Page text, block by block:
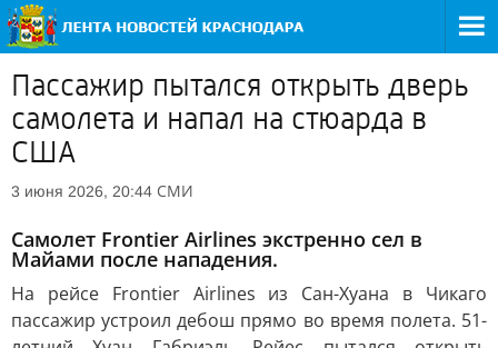
Пассажир пытался открыть дверь
самолета и напал на стюарда в
США
3 июня 2026, 20:44 СМИ
Самолет Frontier Airlines экстренно сел в
Майами после нападения.
На рейсе Frontier Airlines из Сан-Хуана в Чикаго
пассажир устроил дебош прямо во время полета. 51-